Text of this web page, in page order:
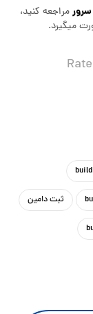
سرورمراجعه کنید،
میگیرد.
ثبت دامین